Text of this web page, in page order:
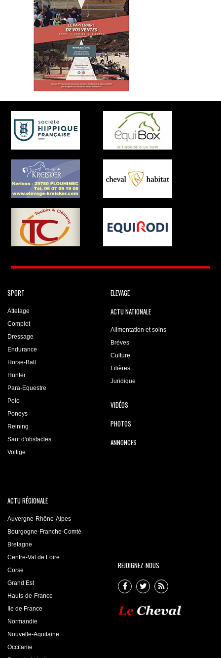
SPORT
Attelage
Complet
Dressage
Endurance
Horse-Ball
Hunter
Para-Equestre
Polo
Poneys
Reining
Saut d'obstacles
Voltige
ELEVAGE
ACTU NATIONALE
Alimentation et soins
Brèves
Culture
Filières
Juridique
VIDÉOS
PHOTOS
ANNONCES
ACTU RÉGIONALE
Auvergne-Rhône-Alpes
Bourgogne-Franche-Comté
Bretagne
Centre-Val de Loire
Corse
Grand Est
Hauts-de-France
Ile de France
Normandie
Nouvelle-Aquitaine
Occitanie
REJOIGNEZ-NOUS